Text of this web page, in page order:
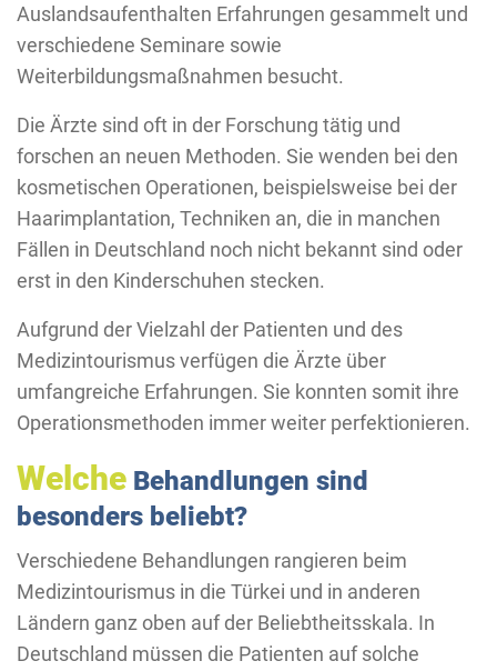
Auslandsaufenthalten Erfahrungen gesammelt und
verschiedene Seminare sowie
Weiterbildungsmaßnahmen besucht.
Die Ärzte sind oft in der Forschung tätig und
forschen an neuen Methoden. Sie wenden bei den
kosmetischen Operationen, beispielsweise bei der
Haarimplantation, Techniken an, die in manchen
Fällen in Deutschland noch nicht bekannt sind oder
erst in den Kinderschuhen stecken.
Aufgrund der Vielzahl der Patienten und des
Medizintourismus verfügen die Ärzte über
umfangreiche Erfahrungen. Sie konnten somit ihre
Operationsmethoden immer weiter perfektionieren.
Welche Behandlungen sind
besonders beliebt?
Verschiedene Behandlungen rangieren beim
Medizintourismus in die Türkei und in anderen
Ländern ganz oben auf der Beliebtheitsskala. In
Deutschland müssen die Patienten auf solche